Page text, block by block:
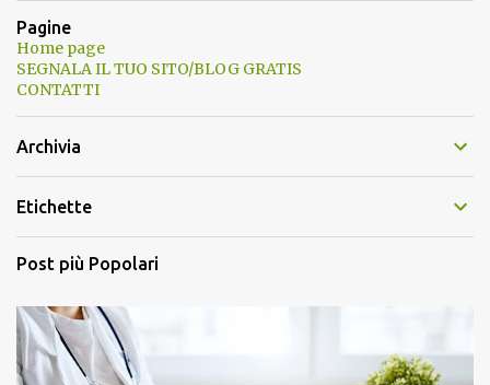
Pagine
Home page
SEGNALA IL TUO SITO/BLOG GRATIS
CONTATTI
Archivia
Etichette
Post più Popolari